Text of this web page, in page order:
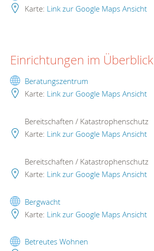
Karte: Link zur Google Maps Ansicht
Einrichtungen im Überblick
Beratungszentrum
Karte: Link zur Google Maps Ansicht
Bereitschaften / Katastrophenschutz
Karte: Link zur Google Maps Ansicht
Bereitschaften / Katastrophenschutz
Karte: Link zur Google Maps Ansicht
Bergwacht
Karte: Link zur Google Maps Ansicht
Betreutes Wohnen